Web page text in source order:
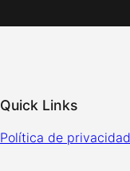
Quick Links
Política de privacidad